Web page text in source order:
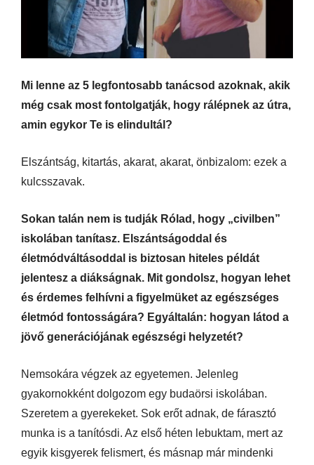
Mi lenne az 5 legfontosabb tanácsod azoknak, akik
még csak most fontolgatják, hogy rálépnek az útra,
amin egykor Te is elindultál?
Elszántság, kitartás, akarat, akarat, önbizalom: ezek a
kulcsszavak.
Sokan talán nem is tudják Rólad, hogy „civilben”
iskolában tanítasz. Elszántságoddal és
életmódváltásoddal is biztosan hiteles példát
jelentesz a diákságnak. Mit gondolsz, hogyan lehet
és érdemes felhívni a figyelmüket az egészséges
életmód fontosságára? Egyáltalán: hogyan látod a
jövő generációjának egészségi helyzetét?
Nemsokára végzek az egyetemen. Jelenleg
gyakornokként dolgozom egy budaörsi iskolában.
Szeretem a gyerekeket. Sok erőt adnak, de fárasztó
munka is a tanítósdi. Az első héten lebuktam, mert az
egyik kisgyerek felismert, és másnap már mindenki